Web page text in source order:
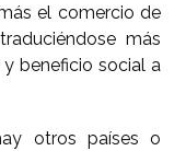
el comercio de
más
beneficio social a
otros países o